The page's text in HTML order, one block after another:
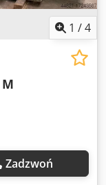
1 /4
M
Zadzwoń